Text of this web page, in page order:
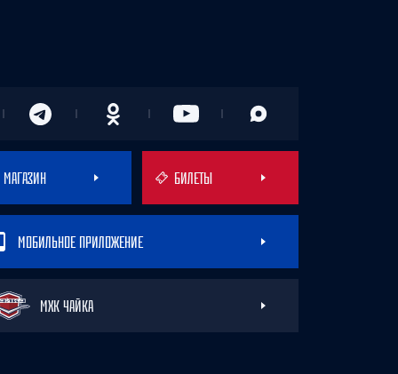
МАГАЗИН БИЛЕТЫ
МОБИЛЬНОЕ ПРИЛОЖЕНИЕ
МХК ЧАЙКА